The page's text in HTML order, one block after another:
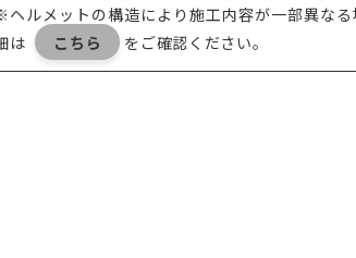
ヘルメットの構造により施工内容が一部異な
は
こちら をご確認ください。